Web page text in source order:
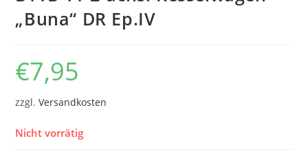
„Buna“ DR Ep.IV
€7,95
zzgl.Versandkosten
Nicht vorrätig